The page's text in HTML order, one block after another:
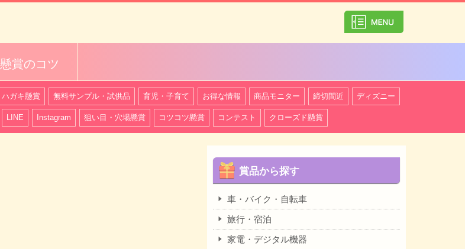
懸賞のコツ
ハガキ懸賞 無料サンプル・試供品 育児・子育て お得な情報 商品モニター 締切間近 ディズニー
LINE Instagram 狙い目・穴場懸賞 コツコツ懸賞 コンテスト クローズド懸賞
賞品から探す
車・バイク・自転車
旅行・宿泊
家電・デジタル機器